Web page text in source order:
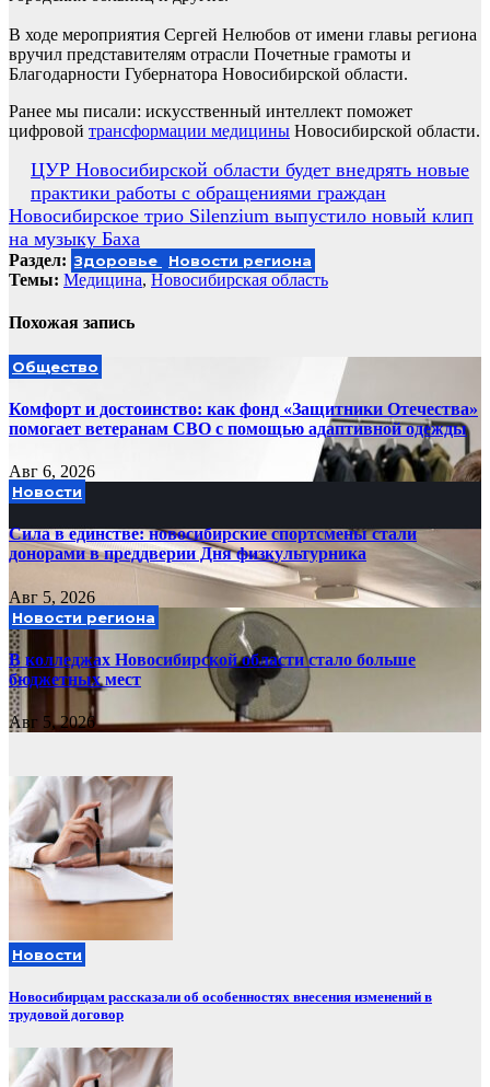
В ходе мероприятия Сергей Нелюбов от имени главы региона
вручил представителям отрасли Почетные грамоты и
Благодарности Губернатора Новосибирской области.
Ранее мы писали: искусственный интеллект поможет
цифровой трансформации медицины Новосибирской области.
Навигация
по
записям
ЦУР Новосибирской области будет внедрять новые
практики работы с обращениями граждан
Новосибирское трио Silenzium выпустило новый клип
на музыку Баха
Раздел: Здоровье Новости региона
Темы: Медицина, Новосибирская область
Похожая запись
Общество
Комфорт и достоинство: как фонд «Защитники Отечества»
помогает ветеранам СВО с помощью адаптивной одежды
Авг 6, 2026
Новости
Сила в единстве: новосибирские спортсмены стали
донорами в преддверии Дня физкультурника
Авг 5, 2026
Новости региона
В колледжах Новосибирской области стало больше
бюджетных мест
Авг 5, 2026
Новости
Новосибирцам рассказали об особенностях внесения изменений в
трудовой договор